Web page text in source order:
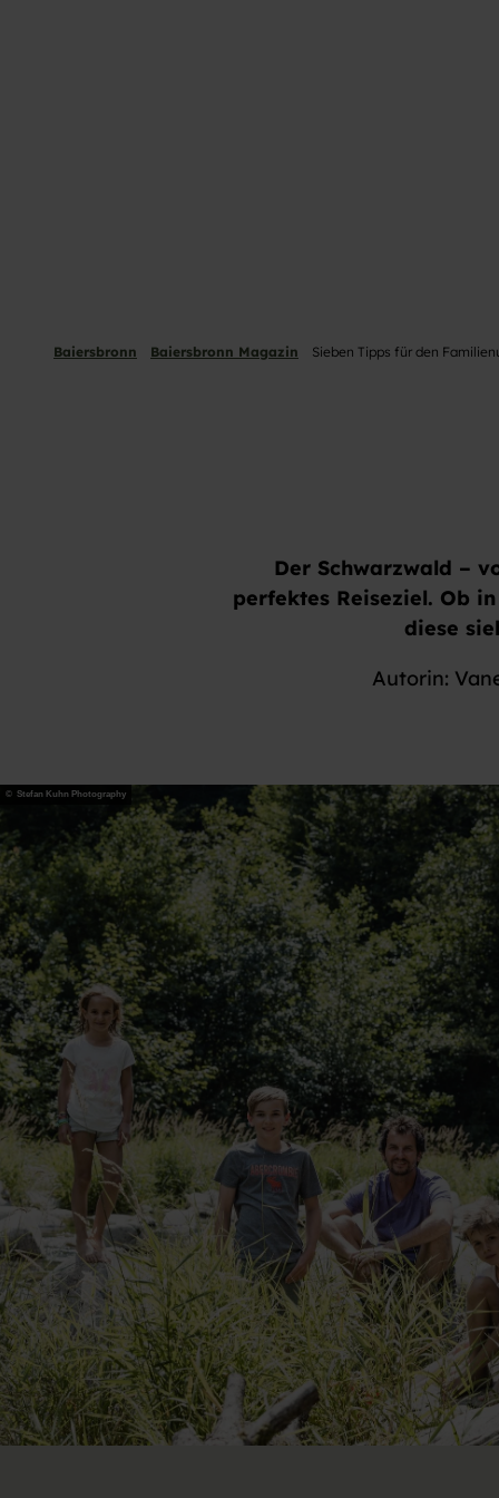
Baiersbronn Baiersbronn Magazin Sieben Tipps für den
Der Schwarzwald –
perfektes Reiseziel. Ob
diese
Autorin:
© Stefan Kuhn Photography